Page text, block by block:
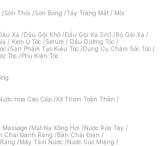
/Son Thỏi /Son Bóng /Tẩy Trang Mắt / Môi
Xả /Dầu Gội Khô /Dầu Gội Xả 2in1 /Bộ Gội Xả /
/ Kem Ủ Tóc /Serum / Dầu Dưỡng Tóc /
/Sản Phẩm Tạo Kiểu Tóc /Dụng Cụ Chăm Sóc Tóc /
Tóc /Phụ Kiện Tóc
Hoa Cao Cấp /Xịt Thơm Toàn Thân /
Massage /Mặt Nạ Xông Hơi /Nước Rửa Tay /
Chải Đánh Răng /Bàn Chải Điện /
/Máy Tăm Nước /Nước Súc Miệng /